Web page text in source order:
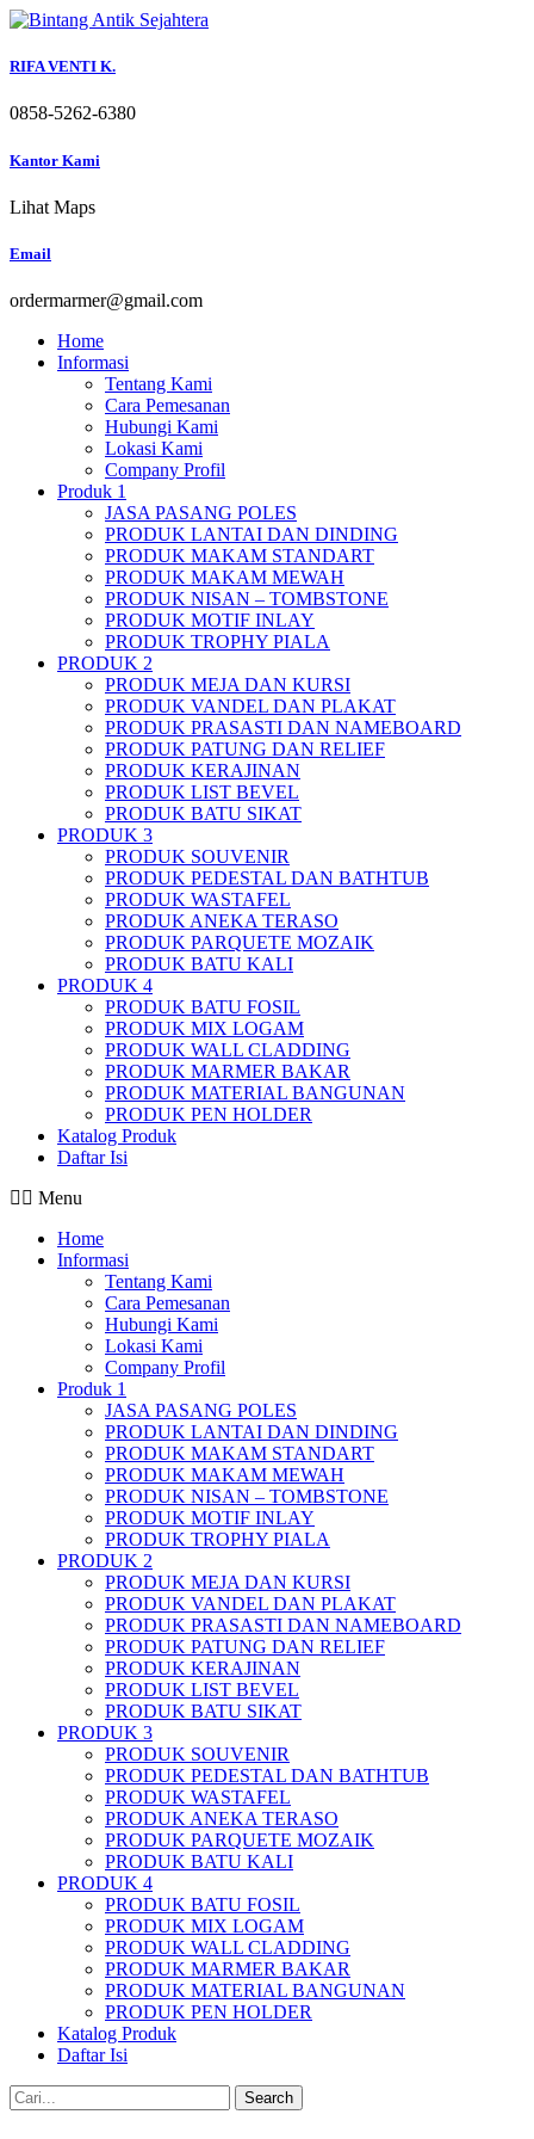
Skip
content
RIFA VENTI K.
0858-5262-6380
Kantor Kami
Lihat Maps
Email
ordermarmer@gmail.com
Home
Informasi
Tentang Kami
Cara Pemesanan
Hubungi Kami
Lokasi Kami
Company Profil
Produk 1
JASA PASANG POLES
PRODUK LANTAI DAN DINDING
PRODUK MAKAM STANDART
PRODUK MAKAM MEWAH
PRODUK NISAN – TOMBSTONE
PRODUK MOTIF INLAY
PRODUK TROPHY PIALA
PRODUK 2
PRODUK MEJA DAN KURSI
PRODUK VANDEL DAN PLAKAT
PRODUK PRASASTI DAN NAMEBOARD
PRODUK PATUNG DAN RELIEF
PRODUK KERAJINAN
PRODUK LIST BEVEL
PRODUK BATU SIKAT
PRODUK 3
PRODUK SOUVENIR
PRODUK PEDESTAL DAN BATHTUB
PRODUK WASTAFEL
PRODUK ANEKA TERASO
PRODUK PARQUETE MOZAIK
PRODUK BATU KALI
PRODUK 4
PRODUK BATU FOSIL
PRODUK MIX LOGAM
PRODUK WALL CLADDING
PRODUK MARMER BAKAR
PRODUK MATERIAL BANGUNAN
PRODUK PEN HOLDER
Katalog Produk
Daftar Isi
Menu
Home
Informasi
Tentang Kami
Cara Pemesanan
Hubungi Kami
Lokasi Kami
Company Profil
Produk 1
JASA PASANG POLES
PRODUK LANTAI DAN DINDING
PRODUK MAKAM STANDART
PRODUK MAKAM MEWAH
PRODUK NISAN – TOMBSTONE
PRODUK MOTIF INLAY
PRODUK TROPHY PIALA
PRODUK 2
PRODUK MEJA DAN KURSI
PRODUK VANDEL DAN PLAKAT
PRODUK PRASASTI DAN NAMEBOARD
PRODUK PATUNG DAN RELIEF
PRODUK KERAJINAN
PRODUK LIST BEVEL
PRODUK BATU SIKAT
PRODUK 3
PRODUK SOUVENIR
PRODUK PEDESTAL DAN BATHTUB
PRODUK WASTAFEL
PRODUK ANEKA TERASO
PRODUK PARQUETE MOZAIK
PRODUK BATU KALI
PRODUK 4
PRODUK BATU FOSIL
PRODUK MIX LOGAM
PRODUK WALL CLADDING
PRODUK MARMER BAKAR
PRODUK MATERIAL BANGUNAN
PRODUK PEN HOLDER
Katalog Produk
Daftar Isi
Search